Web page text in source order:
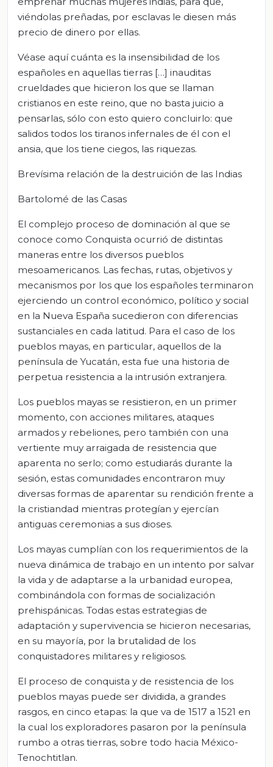
viéndolas preñadas, por esclavas le diesen más
precio de dinero por ellas.
Véase aquí cuánta es la insensibilidad de los
españoles en aquellas tierras […] inauditas
crueldades que hicieron los que se llaman
cristianos en este reino, que no basta juicio a
pensarlas, sólo con esto quiero concluirlo: que
salidos todos los tiranos infernales de él con el
ansia, que los tiene ciegos, las riquezas.
Brevísima relación de la destruición de las Indias
Bartolomé de las Casas
El complejo proceso de dominación al que se
conoce como Conquista ocurrió de distintas
maneras entre los diversos pueblos
mesoamericanos. Las fechas, rutas, objetivos y
mecanismos por los que los españoles terminaron
ejerciendo un control económico, político y social
en la Nueva España sucedieron con diferencias
sustanciales en cada latitud. Para el caso de los
pueblos mayas, en particular, aquellos de la
península de Yucatán, esta fue una historia de
perpetua resistencia a la intrusión extranjera.
Los pueblos mayas se resistieron, en un primer
momento, con acciones militares, ataques
armados y rebeliones, pero también con una
vertiente muy arraigada de resistencia que
aparenta no serlo; como estudiarás durante la
sesión, estas comunidades encontraron muy
diversas formas de aparentar su rendición frente a
la cristiandad mientras protegían y ejercían
antiguas ceremonias a sus dioses.
Los mayas cumplían con los requerimientos de la
nueva dinámica de trabajo en un intento por salvar
la vida y de adaptarse a la urbanidad europea,
combinándola con formas de socialización
prehispánicas. Todas estas estrategias de
adaptación y supervivencia se hicieron necesarias,
en su mayoría, por la brutalidad de los
conquistadores militares y religiosos.
El proceso de conquista y de resistencia de los
pueblos mayas puede ser dividida, a grandes
rasgos, en cinco etapas: la que va de 1517 a 1521 en
la cual los exploradores pasaron por la península
rumbo a otras tierras, sobre todo hacia México-
Tenochtitlan.